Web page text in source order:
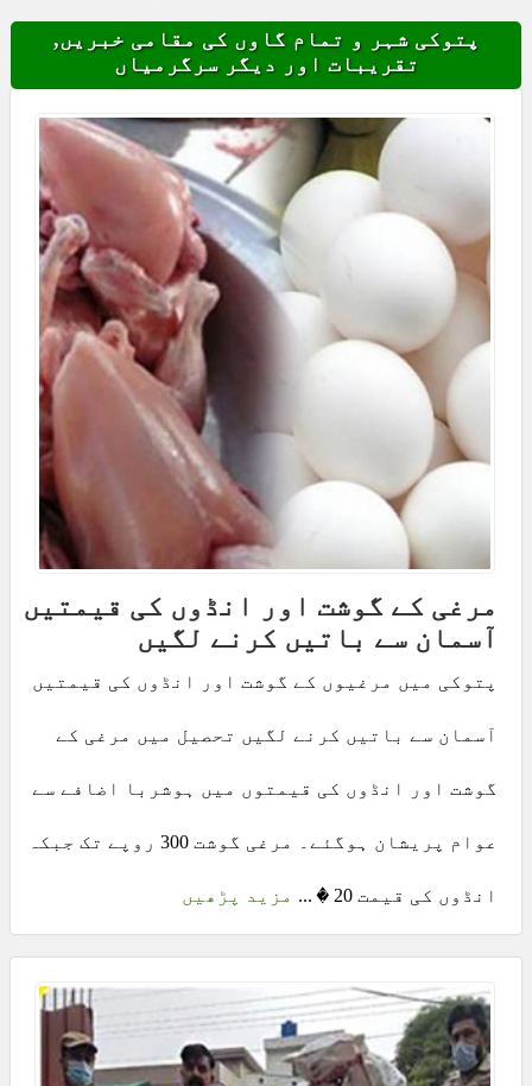
پتوکی شہر و تمام گاوں کی مقامی خبریں,
تقریبات اور دیگر سرگرمیاں
مرغی کے گوشت اور انڈوں کی قیمتیں
آسمان سے باتیں کرنے لگیں
پتوکی میں مرغیوں کے گوشت اور انڈوں کی قیمتیں
آسمان سے باتیں کرنے لگیں تحصیل میں مرغی کے
گوشت اور انڈوں کی قیمتوں میں ہوشربا اضافے سے
عوام پریشان ہوگئے۔ مرغی گوشت 300 روپے تک جبکہ
انڈوں کی قیمت 20 � ... مزید پڑھیں